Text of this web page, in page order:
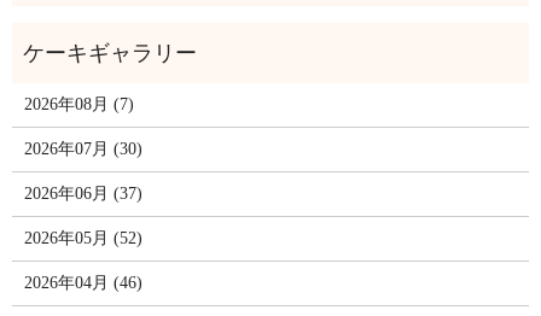
2026年08月 (7)
2026年07月 (30)
2026年06月 (37)
2026年05月 (52)
2026年04月 (46)